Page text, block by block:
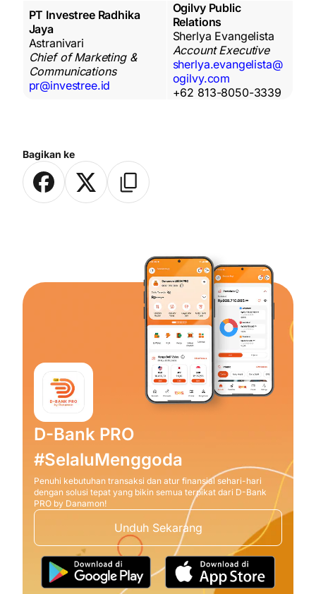
Bagikan ke
PT Investree Radhika
Jaya
Astranivari
Chief of Marketing &
Communications
pr@investree.id
Ogilvy Public
Relations
Sherlya Evangelista
Account Executive
sherlya.evangelista@
ogilvy.com
+62 813-8050-3339
D-Bank PRO
#SelaluMenggoda
Penuhi kebutuhan transaksi dan atur finansial sehari-hari
dengan solusi tepat yang bikin semua terpikat dari D-Bank
PRO by Danamon!
Unduh Sekarang